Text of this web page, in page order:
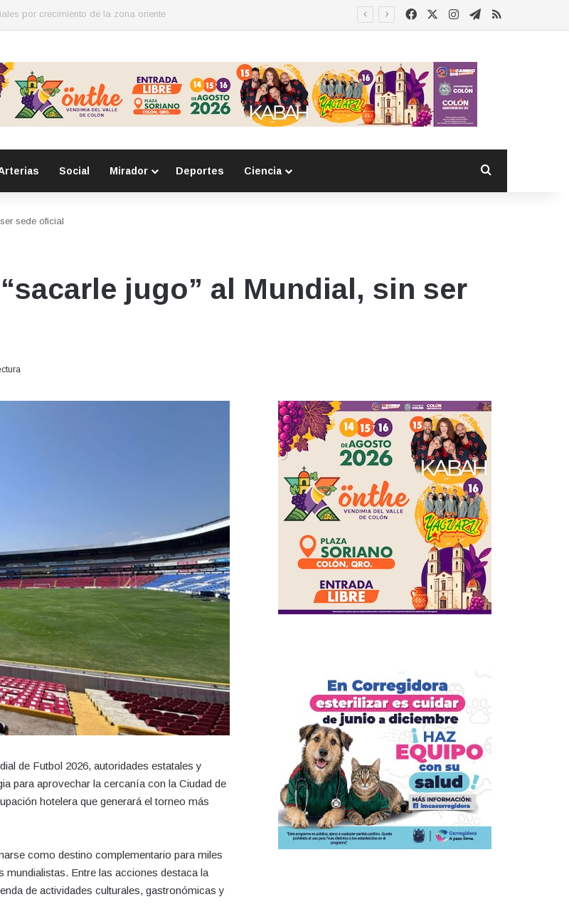
FacebookInstagram
Telegram
RSS
Social Mirador Deportes Ciencia
sede oficial
jugo” al Mundial, sin ser
de Futbol 2026, autoridades estatales y
para aprovechar la cercanía con la Ciudad de
hotelera que generará el torneo más
como destino complementario para miles
Entre las acciones destaca la
de actividades culturales, gastronómicas y